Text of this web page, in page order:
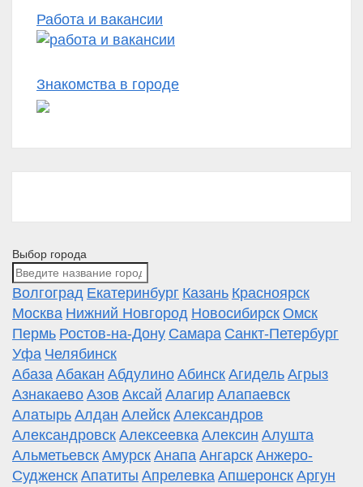
Работа и вакансии
Знакомства в городе
Выбор города
Волгоград Екатеринбург Казань Красноярск
Москва Нижний Новгород Новосибирск Омск
Пермь Ростов-на-Дону Самара Санкт-Петербург
Уфа Челябинск
Абаза Абакан Абдулино Абинск Агидель Агрыз
Азнакаево Азов Аксай Алагир Алапаевск
Алатырь Алдан Алейск Александров
Александровск Алексеевка Алексин Алушта
Альметьевск Амурск Анапа Ангарск Анжеро-
Судженск Апатиты Апрелевка Апшеронск Аргун